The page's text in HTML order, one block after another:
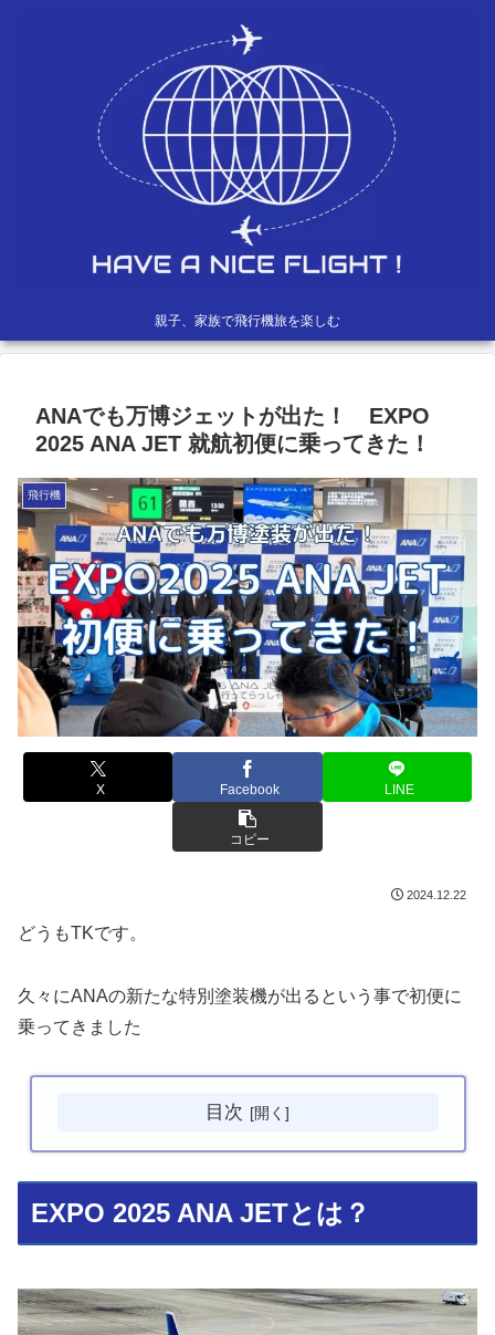
親子、家族で飛行機旅を楽しむ
ANAでも万博ジェットが出た！ EXPO
2025 ANA JET 就航初便に乗ってきた！
飛行機
X Facebook LINE
コピー
2024.12.22
どうもTKです。
久々にANAの新たな特別塗装機が出るという事で初便に
乗ってきました
目次
EXPO 2025 ANA JETとは？